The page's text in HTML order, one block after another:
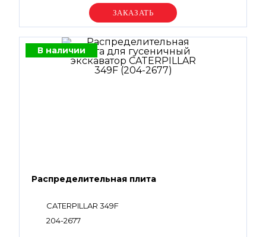
Уточняйте цену
В наличии
Распределительная плита
CATERPILLAR 349F
204-2677